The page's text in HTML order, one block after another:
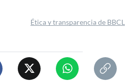
Ética y transparencia de BBCL